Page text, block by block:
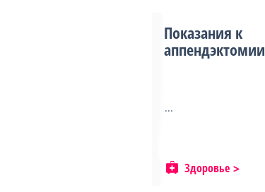
Показания к
аппендэктомии
...
Здоровье